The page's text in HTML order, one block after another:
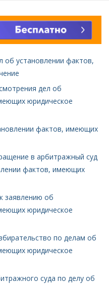
об установлении фактов,
дел об
юридическое
фактов, имеющих
в арбитражный суд
фактов, имеющих
заявлению об
юридическое
по делам об
юридическое
суда по делу об